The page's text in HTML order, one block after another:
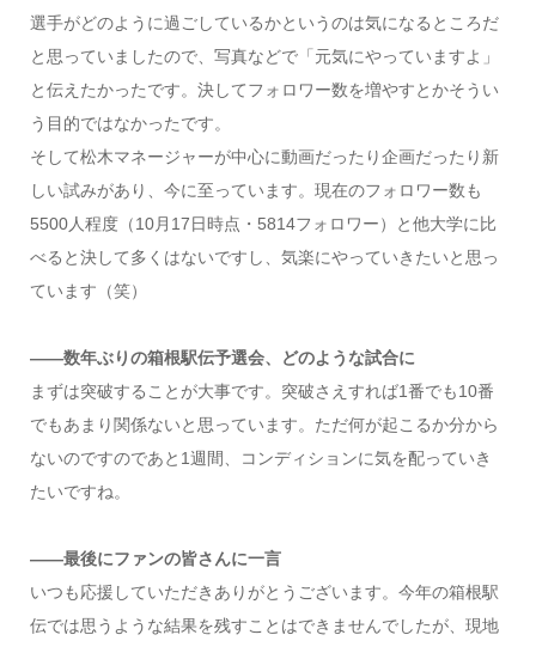
選手がどのように過ごしているかというのは気になるところだ
と思っていましたので、写真などで「元気にやっていますよ」
と伝えたかったです。決してフォロワー数を増やすとかそうい
う目的ではなかったです。
そして松木マネージャーが中心に動画だったり企画だったり新
しい試みがあり、今に至っています。現在のフォロワー数も
5500人程度（10月17日時点・5814フォロワー）と他大学に比
べると決して多くはないですし、気楽にやっていきたいと思っ
ています（笑）
――数年ぶりの箱根駅伝予選会、どのような試合に
まずは突破することが大事です。突破さえすれば1番でも10番
でもあまり関係ないと思っています。ただ何が起こるか分から
ないのですのであと1週間、コンディションに気を配っていき
たいですね。
――最後にファンの皆さんに一言
いつも応援していただきありがとうございます。今年の箱根駅
伝では思うような結果を残すことはできませんでしたが、現地